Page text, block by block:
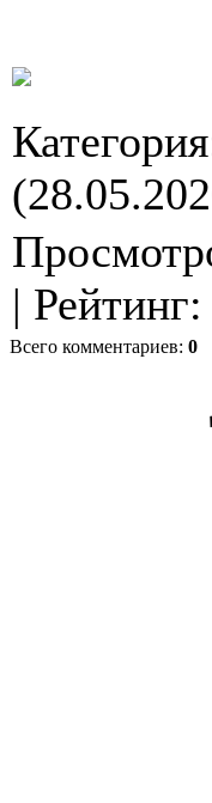
Категория
| Рейтинг:
Всего комментариев: 0